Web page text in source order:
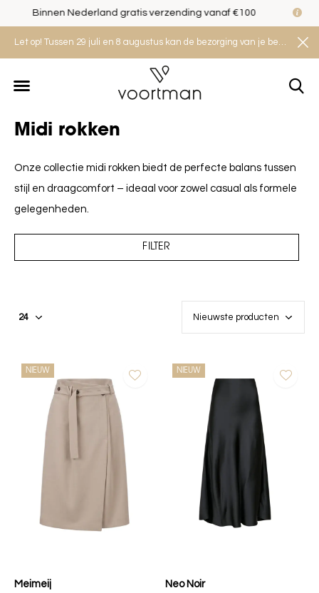
Let op! Tussen 29 juli en 8 augustus kan de bezorging van je bestelling iets langer duren. Houd rekening met een levertijd van 2 tot 4 werkdagen.
Veilig shoppen met het Thuiswinkel Waarborg
Midi rokken
Onze collectie midi rokken biedt de perfecte balans tussen
stijl en draagcomfort – ideaal voor zowel casual als formele
gelegenheden.
FILTER
NIEUW
Meimeij
NIEUW
Neo Noir